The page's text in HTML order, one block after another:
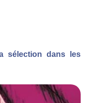
sélection dans les